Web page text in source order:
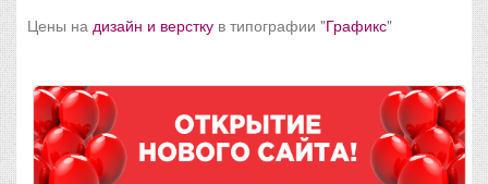
Цены на дизайн и верстку в типографии "Графикс"